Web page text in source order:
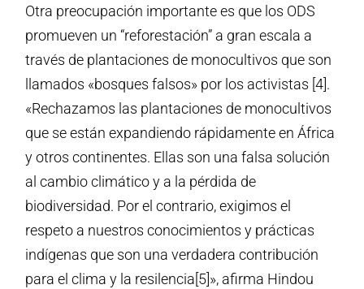
Otra preocupación importante es que los ODS
promueven un “reforestación” a gran escala a
través de plantaciones de monocultivos que son
llamados «bosques falsos» por los activistas [4].
«Rechazamos las plantaciones de monocultivos
que se están expandiendo rápidamente en África
y otros continentes. Ellas son una falsa solución
al cambio climático y a la pérdida de
biodiversidad. Por el contrario, exigimos el
respeto a nuestros conocimientos y prácticas
indígenas que son una verdadera contribución
para el clima y la resilencia[5]», afirma Hindou